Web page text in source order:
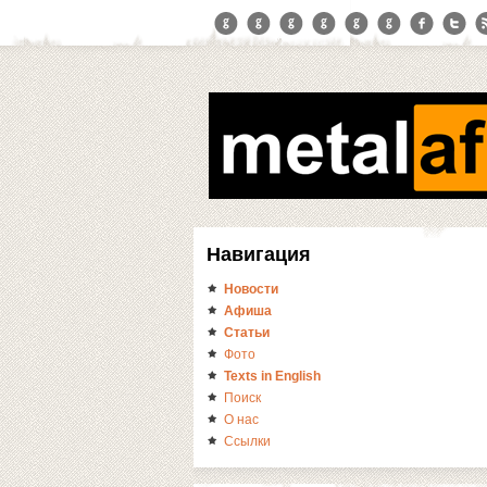
Навигация
Новости
Афиша
Статьи
Фото
Texts in English
Поиск
О нас
Ссылки